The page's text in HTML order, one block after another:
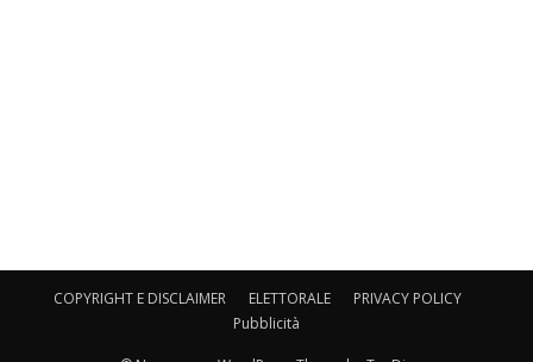
COPYRIGHT E DISCLAIMER ELETTORALE
PRIVACY POLICY
Pubblicità